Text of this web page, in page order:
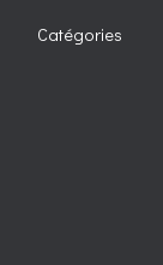
Catégories